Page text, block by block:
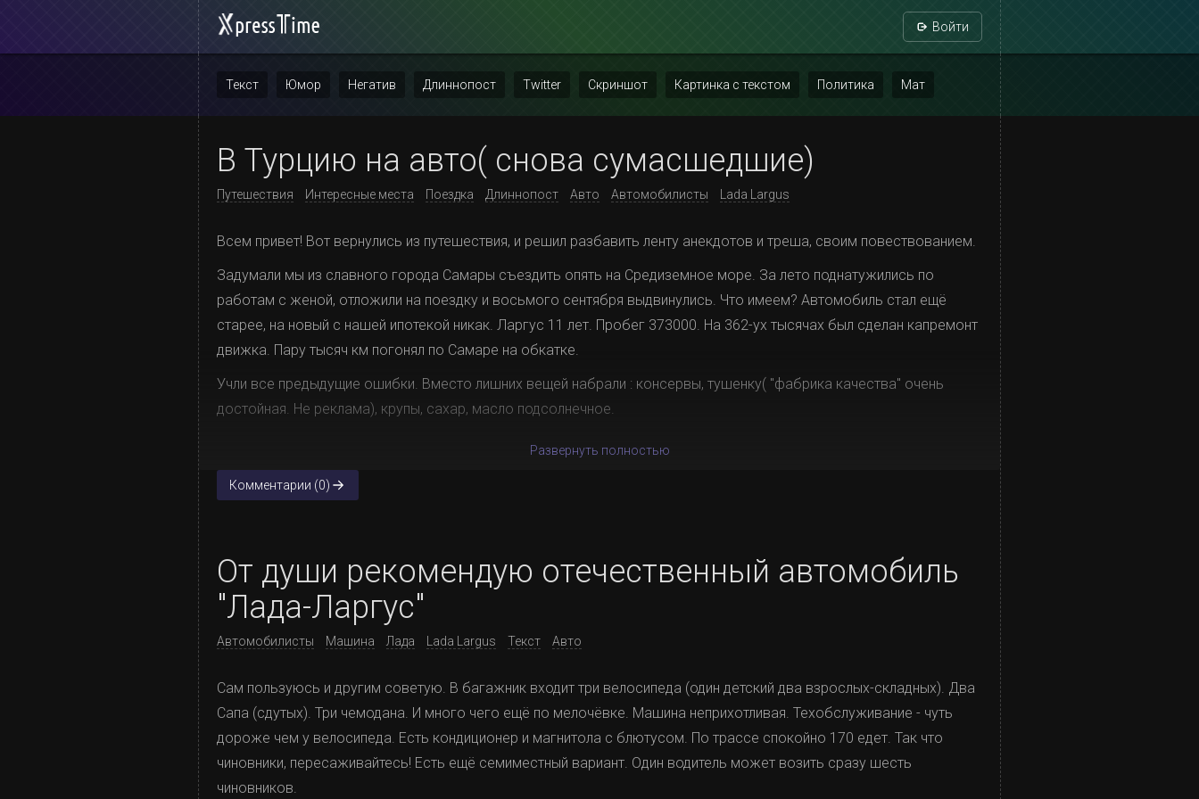
Войти
Текст Юмор Негатив Длиннопост Twitter Скриншот Картинка с текстом Политика Мат
В Турцию на авто( снова сумасшедшие)
Путешествия Интересные места Поездка Длиннопост Авто Автомобилисты Lada Largus
Всем привет! Вот вернулись из путешествия, и решил разбавить ленту анекдотов и треша, своим повествованием.
Задумали мы из славного города Самары съездить опять на Средиземное море. За лето поднатужились по
работам с женой, отложили на поездку и восьмого сентября выдвинулись. Что имеем? Автомобиль стал ещë
старее, на новый с нашей ипотекой никак. Ларгус 11 лет. Пробег 373000. На 362-ух тысячах был сделан капремонт
движка. Пару тысяч км погонял по Самаре на обкатке.
Учли все предыдущие ошибки. Вместо лишних вещей набрали : консервы, тушенку( "фабрика качества" очень
достойная. Не реклама), крупы, сахар, масло подсолнечное.
Развернуть полностью
Комментарии (0)
От души рекомендую отечественный автомобиль
"Лада-Ларгус"
Автомобилисты Машина Лада Lada Largus Текст Авто
Сам пользуюсь и другим советую. В багажник входит три велосипеда (один детский два взрослых-складных). Два
Сапа (сдутых). Три чемодана. И много чего ещё по мелочёвке. Машина неприхотливая. Техобслуживание - чуть
дороже чем у велосипеда. Есть кондиционер и магнитола с блютусом. По трассе спокойно 170 едет. Так что
чиновники, пересаживайтесь! Есть ещё семиместный вариант. Один водитель может возить сразу шесть
чиновников.